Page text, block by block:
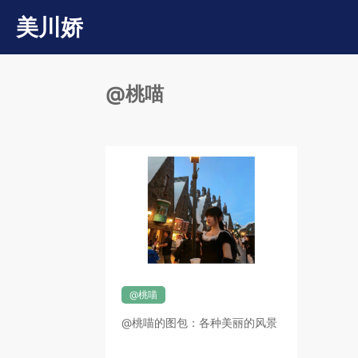
美川娇
@桃喵
@桃喵
@桃喵的图包：各种美丽的风景